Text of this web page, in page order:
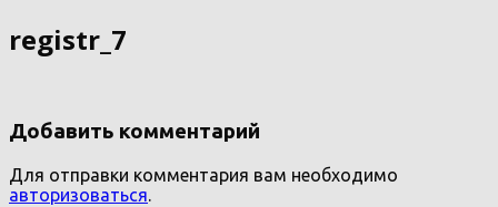
registr_7
Добавить комментарий
Для отправки комментария вам необходимо
авторизоваться.